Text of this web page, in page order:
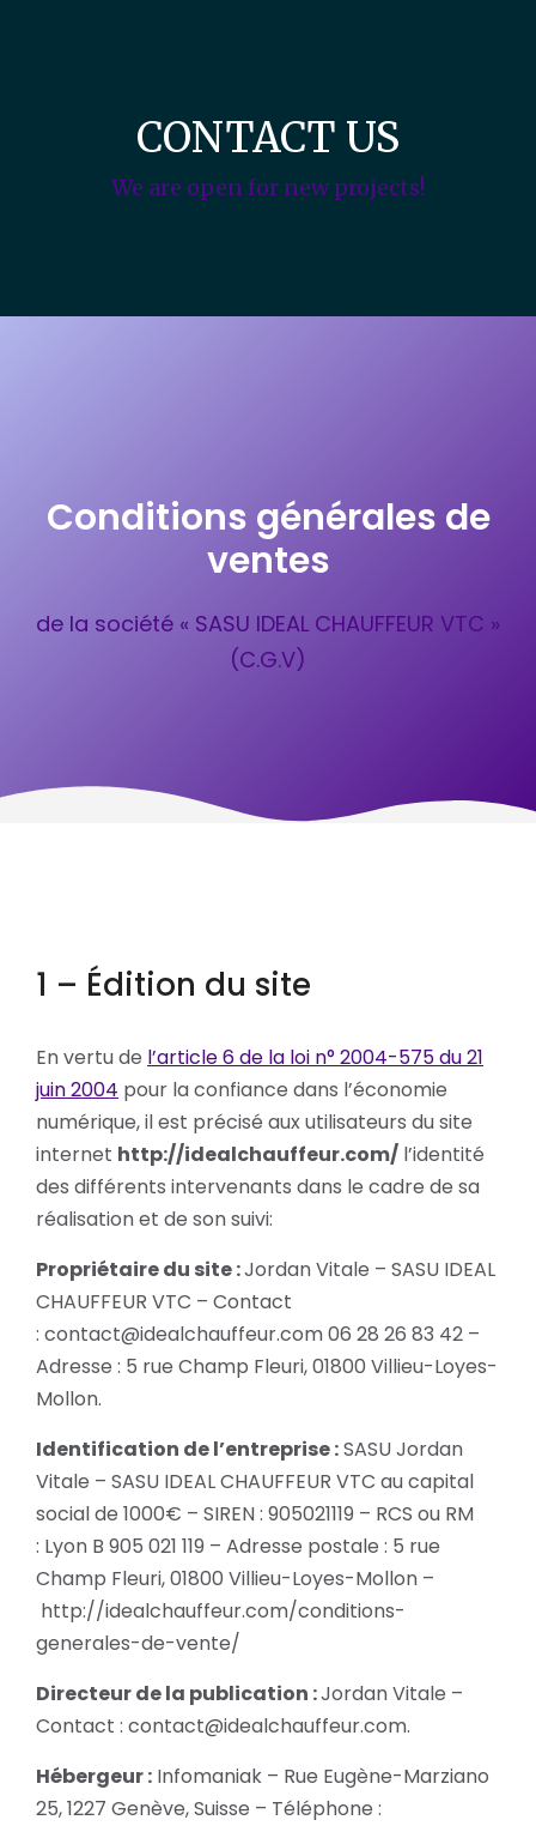
CONTACT US
We are open for new projects!
Conditions générales de
ventes
de la société « SASU IDEAL CHAUFFEUR VTC »
(C.G.V)
1 – Édition du site
En vertu de l’article 6 de la loi n° 2004-575 du 21
juin 2004 pour la confiance dans l’économie
numérique, il est précisé aux utilisateurs du site
internet http://idealchauffeur.com/ l’identité
des différents intervenants dans le cadre de sa
réalisation et de son suivi:
Propriétaire du site :Jordan Vitale – SASU IDEAL
CHAUFFEUR VTC – Contact
: contact@idealchauffeur.com06 28 26 83 42 –
Adresse : 5 rue Champ Fleuri, 01800 Villieu-Loyes-
Mollon.
Identification de l’entreprise :SASUJordan
Vitale – SASU IDEAL CHAUFFEUR VTC au capital
social de 1000€ – SIREN : 905021119 – RCS ou RM
: Lyon B 905 021 119 – Adresse postale : 5 rue
Champ Fleuri, 01800 Villieu-Loyes-Mollon –
http://idealchauffeur.com/conditions-
generales-de-vente/
Directeur de la publication :Jordan Vitale –
Contact : contact@idealchauffeur.com.
Hébergeur : Infomaniak – Rue Eugène-Marziano
25, 1227 Genève, Suisse – Téléphone :